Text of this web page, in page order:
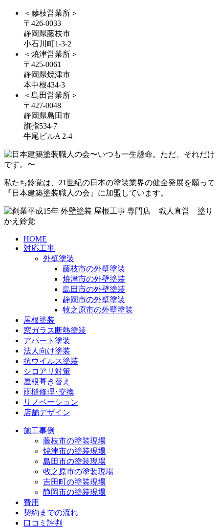
＜藤枝営業所＞
〒426-0033
静岡県藤枝市
小石川町1-3-2
＜焼津営業所＞
〒425-0061
静岡県焼津市
本中根434-3
＜島田営業所＞
〒427-0048
静岡県島田市
旗指534-7
牛尾ビルA 2-4
私たち鈴覚は、21世紀の日本の塗装業界の健全発展を願って
『日本建築塗装職人の会』に加盟しています。
HOME
対応工事
外壁塗装
藤枝市の外壁塗装
焼津市の外壁塗装
島田市の外壁塗装
静岡市の外壁塗装
牧之原市の外壁塗装
屋根塗装
窓ガラス断熱塗装
アパート塗装
法人向け塗装
抗ウイルス塗装
シロアリ対策
屋根葺き替え
雨樋修理･交換
リノベーション
店舗デザイン
施工事例
藤枝市の塗装現場
焼津市の塗装現場
島田市の塗装現場
牧之原市の塗装現場
吉田町の塗装現場
静岡市の塗装現場
費用
契約までの流れ
口コミ評判